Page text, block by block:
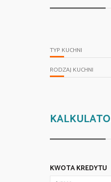
TYP KUCHNI
RODZAJ KUCHNI
KWOTA KREDYTU